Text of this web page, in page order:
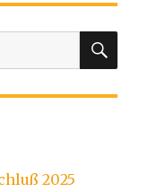
2025